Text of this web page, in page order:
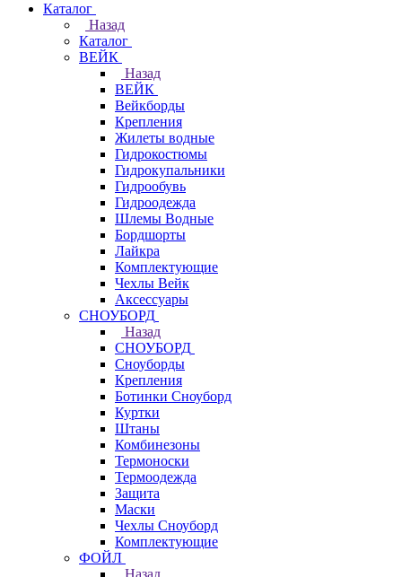
Каталог
Назад
Каталог
ВЕЙК
Назад
ВЕЙК
Вейкборды
Крепления
Жилеты водные
Гидрокостюмы
Гидрокупальники
Гидрообувь
Гидроодежда
Шлемы Водные
Бордшорты
Лайкра
Комплектующие
Чехлы Вейк
Аксессуары
СНОУБОРД
Назад
СНОУБОРД
Сноуборды
Крепления
Ботинки Сноуборд
Куртки
Штаны
Комбинезоны
Термоноски
Термоодежда
Защита
Маски
Чехлы Сноуборд
Комплектующие
ФОЙЛ
Назад